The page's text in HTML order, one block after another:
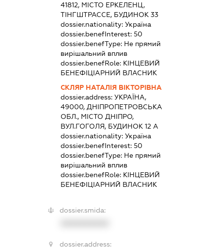
41812, МІСТО ЕРКЕЛЕНЦ,
ТІНГШТРАССЕ, БУДИНОК 33
dossier.nationality:Україна
dossier.benefInterest:50
dossier.benefType: Не прямий
вирішальний вплив
dossier.benefRole: КІНЦЕВИЙ
БЕНЕФІЦІАРНИЙ ВЛАСНИК
СКЛЯР НАТАЛІЯ ВІКТОРІВНА
dossier.address:УКРАЇНА,
49000, ДНІПРОПЕТРОВСЬКА
ОБЛ., МІСТО ДНІПРО,
ВУЛ.ГОГОЛЯ, БУДИНОК 12 А
dossier.nationality:Україна
dossier.benefInterest:50
dossier.benefType: Не прямий
вирішальний вплив
dossier.benefRole: КІНЦЕВИЙ
БЕНЕФІЦІАРНИЙ ВЛАСНИК
dossier.smida:
dossier.address: